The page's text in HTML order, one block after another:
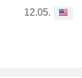
12.05.